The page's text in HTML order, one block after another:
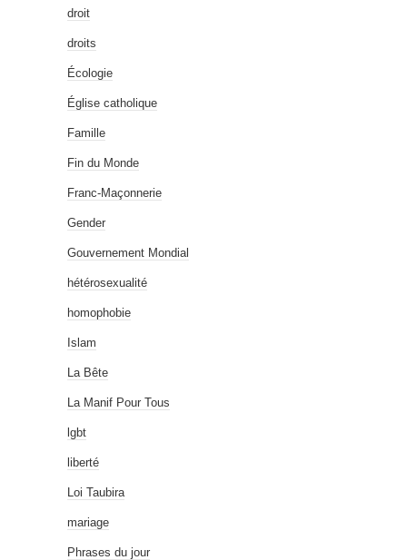
droit
droits
Écologie
Église catholique
Famille
Fin du Monde
Franc-Maçonnerie
Gender
Gouvernement Mondial
hétérosexualité
homophobie
Islam
La Bête
La Manif Pour Tous
lgbt
liberté
Loi Taubira
mariage
Phrases du jour